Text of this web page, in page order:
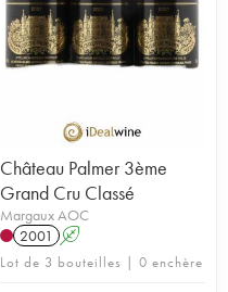
Château Palmer 3ème
Grand Cru Classé
Margaux AOC
2001 A
Lot de 3 bouteilles | 0 enchère